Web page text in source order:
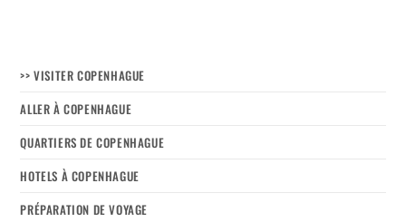
>> VISITER COPENHAGUE
ALLER À COPENHAGUE
QUARTIERS DE COPENHAGUE
HOTELS À COPENHAGUE
PRÉPARATION DE VOYAGE